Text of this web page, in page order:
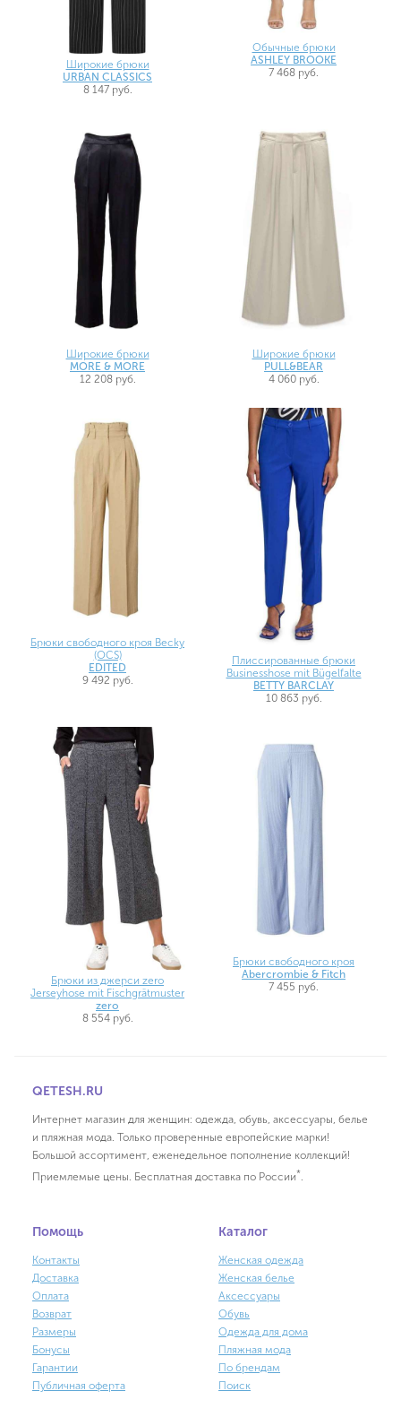
Широкие брюки
URBAN CLASSICS
8 147 руб.
Обычные брюки
ASHLEY BROOKE
7 468 руб.
Широкие брюки
MORE & MORE
12 208 руб.
Широкие брюки
PULL&BEAR
4 060 руб.
Брюки свободного кроя Becky
(OCS)
EDITED
9 492 руб.
Плиссированные брюки
Businesshose mit Bügelfalte
BETTY BARCLAY
10 863 руб.
Брюки из джерси zero
Jerseyhose mit Fischgrätmuster
zero
8 554 руб.
Брюки свободного кроя
Abercrombie & Fitch
7 455 руб.
QETESH.RU
Интернет магазин для женщин: одежда, обувь, аксессуары, белье
и пляжная мода. Только проверенные европейские марки!
Большой ассортимент, еженедельное пополнение коллекций!
Приемлемые цены. Бесплатная доставка по России*
Помощь
Контакты
Доставка
Оплата
Возврат
Размеры
Бонусы
Гарантии
Публичная оферта
Каталог
Женская одежда
Женская белье
Аксессуары
Обувь
Одежда для дома
Пляжная мода
По брендам
Поиск